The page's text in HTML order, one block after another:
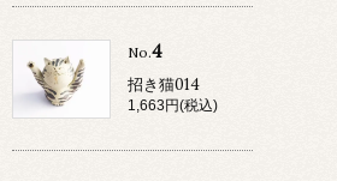
No.4
招き猫014
1,663円(税込)